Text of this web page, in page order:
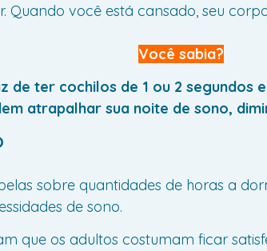
Quando você está cansado, seu
Você sabia?
de ter cochilos de 1 ou 2 segundos
atrapalhar sua noite de sono,
sobre quantidades de horas a
de sono.
que os adultos costumam ficar